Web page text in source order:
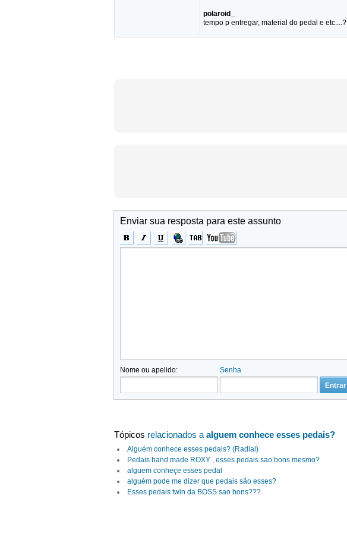
polaroid_
tempo p entregar, material do pedal e etc....?
Enviar sua resposta para este assunto
Nome ou apelido: Senha
Tópicos relacionados a alguem conhece esses pedais?
Alguém conhece esses pedais? (Radial)
Pedais hand made ROXY , esses pedais sao bons mesmo?
alguem conheçe esses pedal
alguém pode me dizer que pedais são esses?
Esses pedais twin da BOSS sao bons???